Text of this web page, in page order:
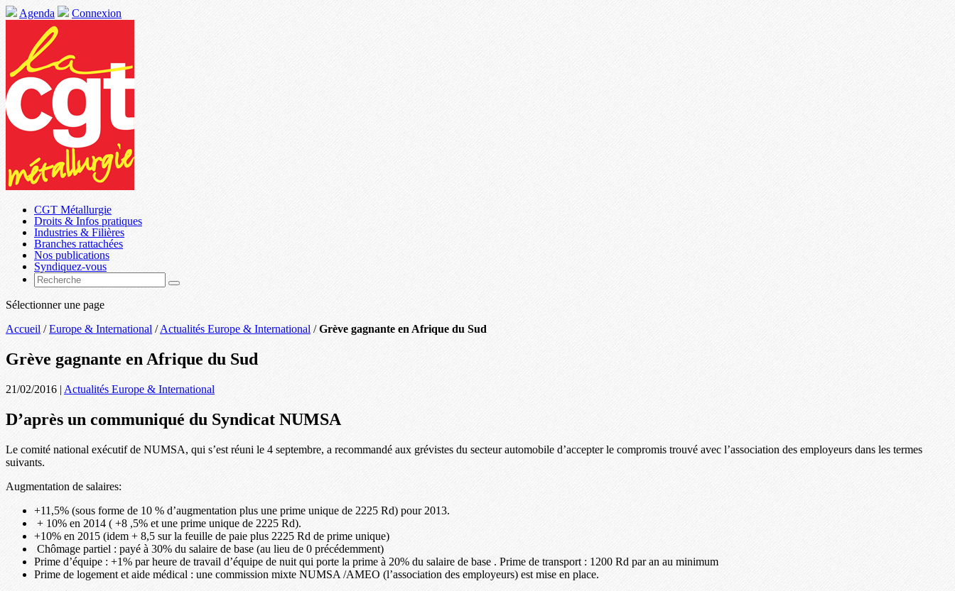
Agenda Connexion
CGT Métallurgie
Droits & Infos pratiques
Industries & Filières
Branches rattachées
Nos publications
Syndiquez-vous
Sélectionner une page
Accueil /Europe & International /Actualités Europe & International /Grève gagnante en Afrique du Sud
Grève gagnante en Afrique du Sud
21/02/2016 | Actualités Europe & International
D’après un communiqué du Syndicat NUMSA
Le comité national exécutif de NUMSA, qui s’est réuni le 4 septembre, a recommandé aux grévistes du secteur automobile d’accepter le compromis trouvé avec l’association des employeurs dans les termes
suivants.
Augmentation de salaires:
+11,5% (sous forme de 10 % d’augmentation plus une prime unique de 2225 Rd) pour 2013.
+ 10% en 2014 ( +8 ,5% et une prime unique de 2225 Rd).
+10% en 2015 (idem + 8,5 sur la feuille de paie plus 2225 Rd de prime unique)
Chômage partiel : payé à 30% du salaire de base (au lieu de 0 précédemment)
Prime d’équipe : +1% par heure de travail d’équipe de nuit qui porte la prime à 20% du salaire de base . Prime de transport : 1200 Rd par an au minimum
Prime de logement et aide médical : une commission mixte NUMSA /AMEO (l’association des employeurs) est mise en place.